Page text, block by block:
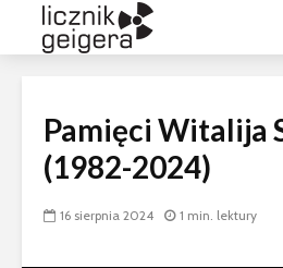
Pamięci Witalija
(1982-2024)
16 sierpnia 2024 1 min. lektury